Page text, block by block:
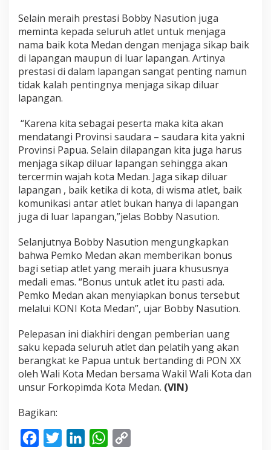
n
g
a
n
r
e
a
i
d
i
P
O
N
X
X
a
p
u
a
Selain meraih prestasi Bobby Nasution juga
meminta kepada seluruh atlet untuk menjaga
nama baik kota Medan dengan menjaga sikap baik
di lapangan maupun di luar lapangan. Artinya
prestasi di dalam lapangan sangat penting namun
tidak kalah pentingnya menjaga sikap diluar
lapangan.
“Karena kita sebagai peserta maka kita akan
mendatangi Provinsi saudara – saudara kita yakni
Provinsi Papua. Selain dilapangan kita juga harus
menjaga sikap diluar lapangan sehingga akan
tercermin wajah kota Medan. Jaga sikap diluar
lapangan , baik ketika di kota, di wisma atlet, baik
komunikasi antar atlet bukan hanya di lapangan
juga di luar lapangan,”jelas Bobby Nasution.
Selanjutnya Bobby Nasution mengungkapkan
bahwa Pemko Medan akan memberikan bonus
bagi setiap atlet yang meraih juara khususnya
medali emas. “Bonus untuk atlet itu pasti ada.
Pemko Medan akan menyiapkan bonus tersebut
melalui KONI Kota Medan”, ujar Bobby Nasution.
Pelepasan ini diakhiri dengan pemberian uang
saku kepada seluruh atlet dan pelatih yang akan
berangkat ke Papua untuk bertanding di PON XX
oleh Wali Kota Medan bersama Wakil Wali Kota dan
unsur Forkopimda Kota Medan. (VIN)
Bagikan:
W